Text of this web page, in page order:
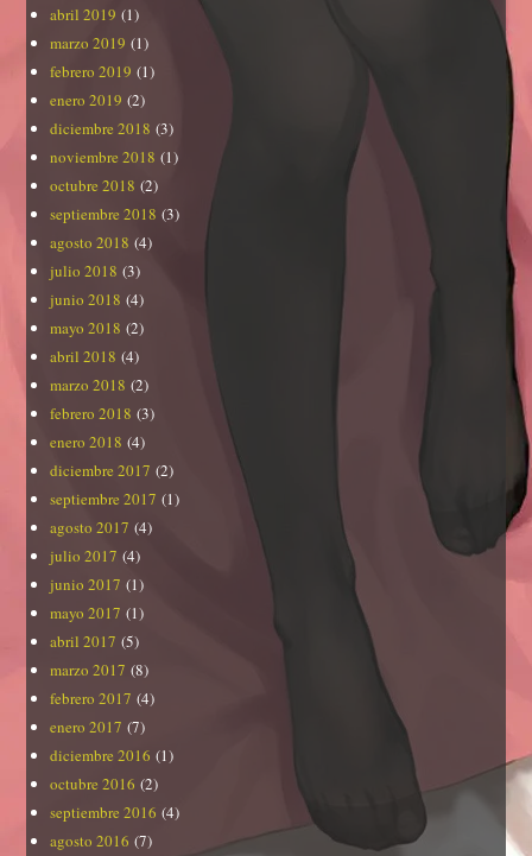
abril 2019 (1)
marzo 2019 (1)
febrero 2019 (1)
enero 2019 (2)
diciembre 2018 (3)
noviembre 2018 (1)
octubre 2018 (2)
septiembre 2018 (3)
agosto 2018 (4)
julio 2018 (3)
junio 2018 (4)
mayo 2018 (2)
abril 2018 (4)
marzo 2018 (2)
febrero 2018 (3)
enero 2018 (4)
diciembre 2017 (2)
septiembre 2017 (1)
agosto 2017 (4)
julio 2017 (4)
junio 2017 (1)
mayo 2017 (1)
abril 2017 (5)
marzo 2017 (8)
febrero 2017 (4)
enero 2017 (7)
diciembre 2016 (1)
octubre 2016 (2)
septiembre 2016 (4)
agosto 2016 (7)